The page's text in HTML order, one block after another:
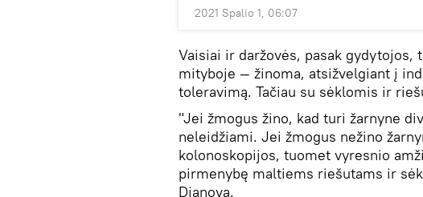
2021 Spalio 1, 06:07
Vaisiai ir daržovės, pasak gydytojos,
mityboje — žinoma, atsižvelgiant į
toleravimą. Tačiau su sėklomis ir
"Jei žmogus žino, kad turi žarnyne
neleidžiami. Jei žmogus nežino
kolonoskopijos, tuomet vyresnio
pirmenybę maltiems riešutams ir
Dianova.